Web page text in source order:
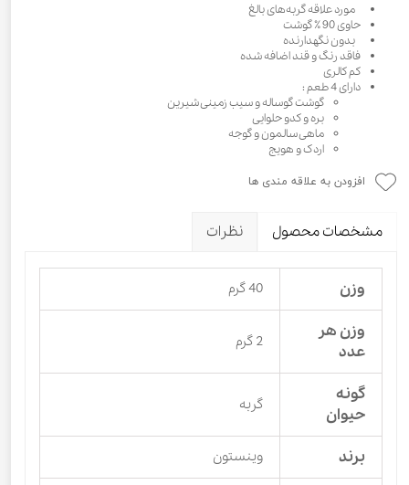
مورد علاقه گربه‌های بالغ
حاوی 90 ٪ گوشت
بدون نگهدارنده
فاقد رنگ و قند اضافه شده
کم کالری
دارای 4 طعم :
گوشت گوساله و سیب زمینی شیرین
بره و کدو حلوایی
ماهی سالمون و گوجه
اردک و هویج
افزودن به علاقه مندی ها
مشخصات محصول نظرات
وزن 40 گرم
وزن هر
عدد
2 گرم
گونه
حیوان
گربه
برند وینستون